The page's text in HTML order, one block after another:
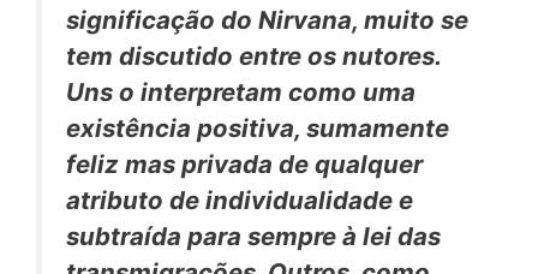
significação do Nirvana, muito se
tem discutido entre os nutores.
Uns o interpretam como uma
existência positiva, sumamente
feliz mas privada de qualquer
atributo de individualidade e
subtraída para sempre à lei das